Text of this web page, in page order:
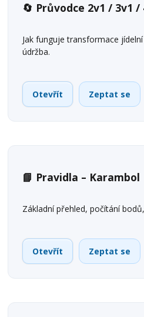
🔄 Průvodce 2v1 / 3v1 /
Jak funguje transformace
údržba.
Otevřít Zeptat se
📘 Pravidla – Karambol
Základní přehled, počítání
Otevřít Zeptat se